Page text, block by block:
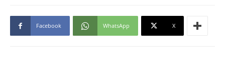
Facebook WhatsApp X